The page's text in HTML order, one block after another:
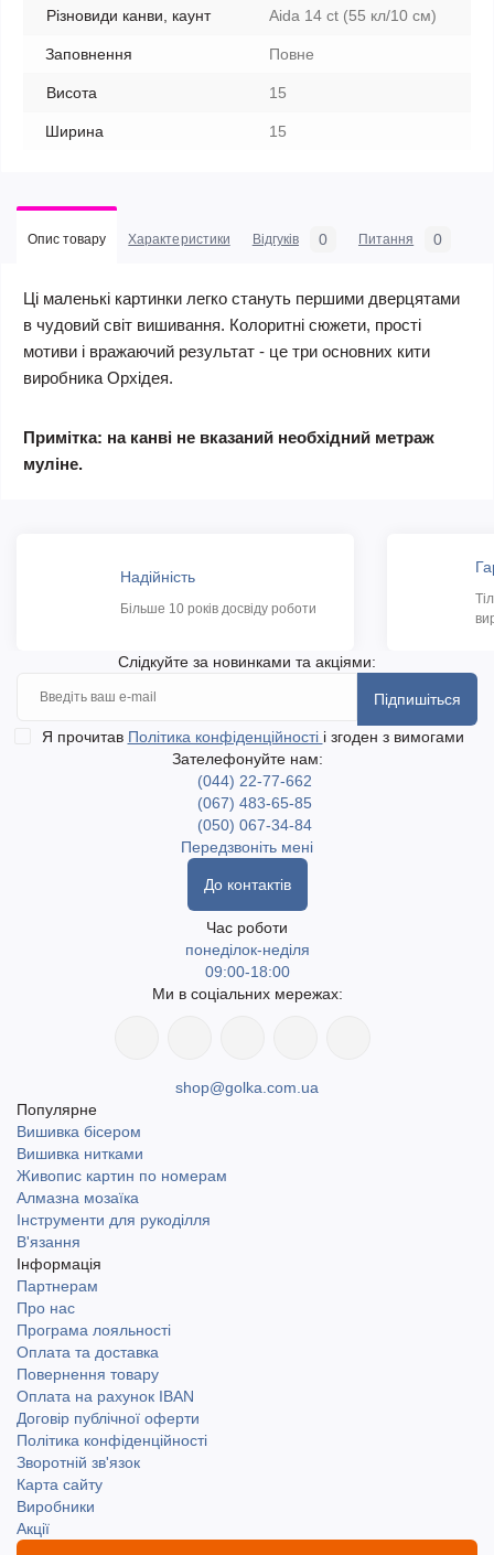
Різновиди канви, каунт Aida 14 ct (55 кл/10 см)
Заповнення Повне
Висота 15
Ширина 15
Опис товару Характеристики Відгуків 0 Питання 0
Ці маленькі картинки легко стануть першими дверцятами
в чудовий світ вишивання. Колоритні сюжети, прості
мотиви і вражаючий результат - це три основних кити
виробника Орхідея.
Примітка: на канві не вказаний необхідний метраж
муліне.
Надійність
Більше 10 років досвіду роботи
Слідкуйте за новинками та акціями:
Підпишіться
Я прочитав Політика конфіденційності і згоден з вимогами
Зателефонуйте нам:
(044) 22-77-662
(067) 483-65-85
(050) 067-34-84
Передзвоніть мені
До контактів
Час роботи
понеділок-неділя
09:00-18:00
Ми в соціальних мережах:
shop@golka.com.ua
Популярне
Вишивка бісером
Вишивка нитками
Живопис картин по номерам
Алмазна мозаїка
Інструменти для рукоділля
В'язання
Інформація
Партнерам
Про нас
Програма лояльності
Оплата та доставка
Повернення товару
Оплата на рахунок IBAN
Договір публічної оферти
Політика конфіденційності
Зворотній зв'язок
Карта сайту
Виробники
Акції